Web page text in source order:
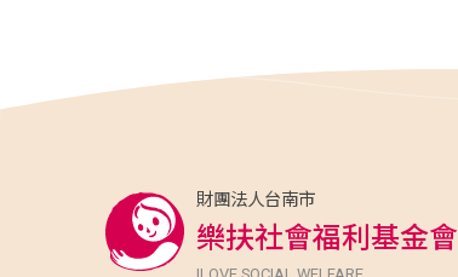
財團法人台南市
樂扶社會福利基金會